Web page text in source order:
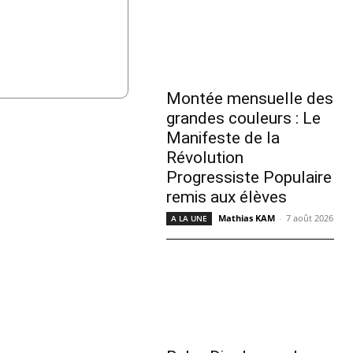
Montée mensuelle des
grandes couleurs : Le
Manifeste de la
Révolution
Progressiste Populaire
remis aux élèves
A LA UNE Mathias KAM - 7 août 2026